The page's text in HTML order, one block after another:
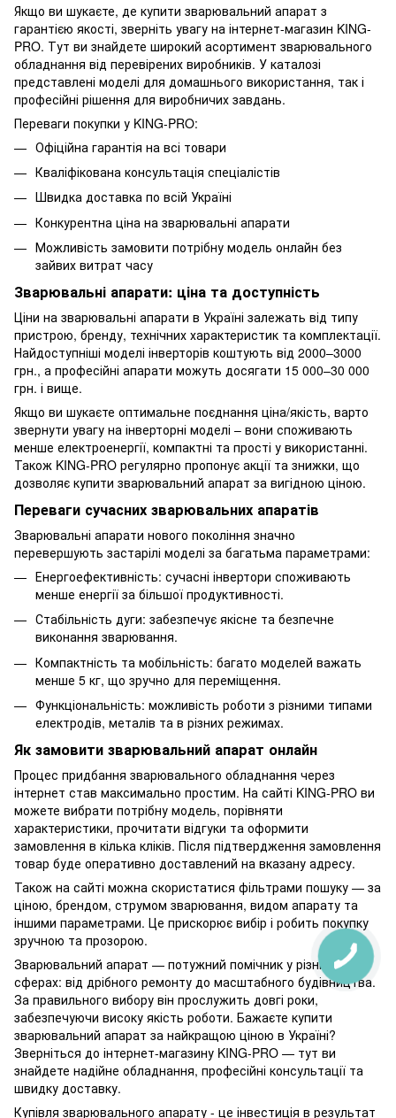
Якщо ви шукаєте, де купити зварювальний апарат з
гарантією якості, зверніть увагу на інтернет-магазин KING-
PRO. Тут ви знайдете широкий асортимент зварювального
обладнання від перевірених виробників. У каталозі
представлені моделі для домашнього використання, так і
професійні рішення для виробничих завдань.
Переваги покупки у KING-PRO:
Офіційна гарантія на всі товари
Кваліфікована консультація спеціалістів
Швидка доставка по всій Україні
Конкурентна ціна на зварювальні апарати
Можливість замовити потрібну модель онлайн без
зайвих витрат часу
Зварювальні апарати: ціна та доступність
Ціни на зварювальні апарати в Україні залежать від типу
пристрою, бренду, технічних характеристик та комплектації.
Найдоступніші моделі інверторів коштують від 2000–3000
грн., а професійні апарати можуть досягати 15 000–30 000
грн. і вище.
Якщо ви шукаєте оптимальне поєднання ціна/якість, варто
звернути увагу на інверторні моделі – вони споживають
менше електроенергії, компактні та прості у використанні.
Також KING-PRO регулярно пропонує акції та знижки, що
дозволяє купити зварювальний апарат за вигідною ціною.
Переваги сучасних зварювальних апаратів
Зварювальні апарати нового покоління значно
перевершують застарілі моделі за багатьма параметрами:
Енергоефективність: сучасні інвертори споживають
менше енергії за більшої продуктивності.
Стабільність дуги: забезпечує якісне та безпечне
виконання зварювання.
Компактність та мобільність: багато моделей важать
менше 5 кг, що зручно для переміщення.
Функціональність: можливість роботи з різними типами
електродів, металів та в різних режимах.
Як замовити зварювальний апарат онлайн
Процес придбання зварювального обладнання через
інтернет став максимально простим. На сайті KING-PRO ви
можете вибрати потрібну модель, порівняти
характеристики, прочитати відгуки та оформити
замовлення в кілька кліків. Після підтвердження замовлення
товар буде оперативно доставлений на вказану адресу.
Також на сайті можна скористатися фільтрами пошуку — за
ціною, брендом, струмом зварювання, видом апарату та
іншими параметрами. Це прискорює вибір і робить покупку
зручною та прозорою.
Зварювальний апарат — потужний помічник у різних
сферах: від дрібного ремонту до масштабного будівництва.
За правильного вибору він прослужить довгі роки,
забезпечуючи високу якість роботи. Бажаєте купити
зварювальний апарат за найкращою ціною в Україні?
Зверніться до інтернет-магазину KING-PRO — тут ви
знайдете надійне обладнання, професійні консультації та
швидку доставку.
Купівля зварювального апарату - це інвестиція в результат